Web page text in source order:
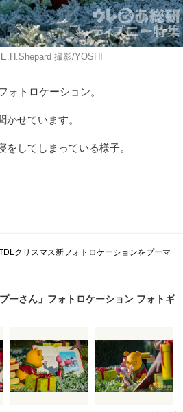
撮影/YOSHI
ォトロケーション。
せています。
してしまっている様子。
クリスマス新フォトロケーションをプーマ
ーさん」フォトロケーション フォトギ